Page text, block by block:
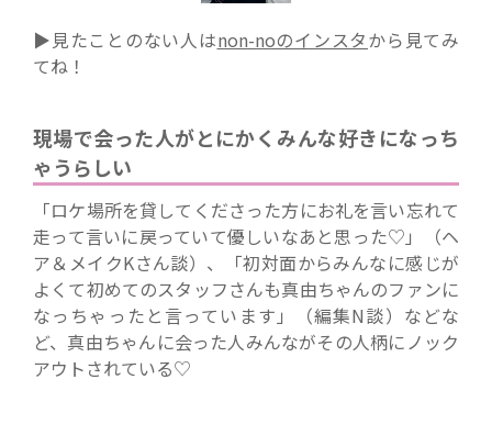
▶見たことのない人はnon-noのインスタから見てみ
てね！
現場で会った人がとにかくみんな好きになっち
ゃうらしい
「ロケ場所を貸してくださった方にお礼を言い忘れて
走って言いに戻っていて優しいなあと思った♡」（ヘ
ア＆メイクKさん談）、「初対面からみんなに感じが
よくて初めてのスタッフさんも真由ちゃんのファンに
なっちゃったと言っています」（編集N談）などな
ど、真由ちゃんに会った人みんながその人柄にノック
アウトされている♡